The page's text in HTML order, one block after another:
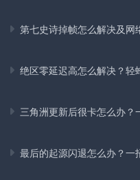
第七史诗掉帧怎么解决及网
绝区零延迟高怎么解决？轻
三角洲更新后很卡怎么办？
最后的起源闪退怎么办？一